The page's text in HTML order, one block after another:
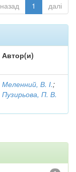
назад 1 далі
Автор(и)
Меленний, В. І.;
Пузирьова, П. В.